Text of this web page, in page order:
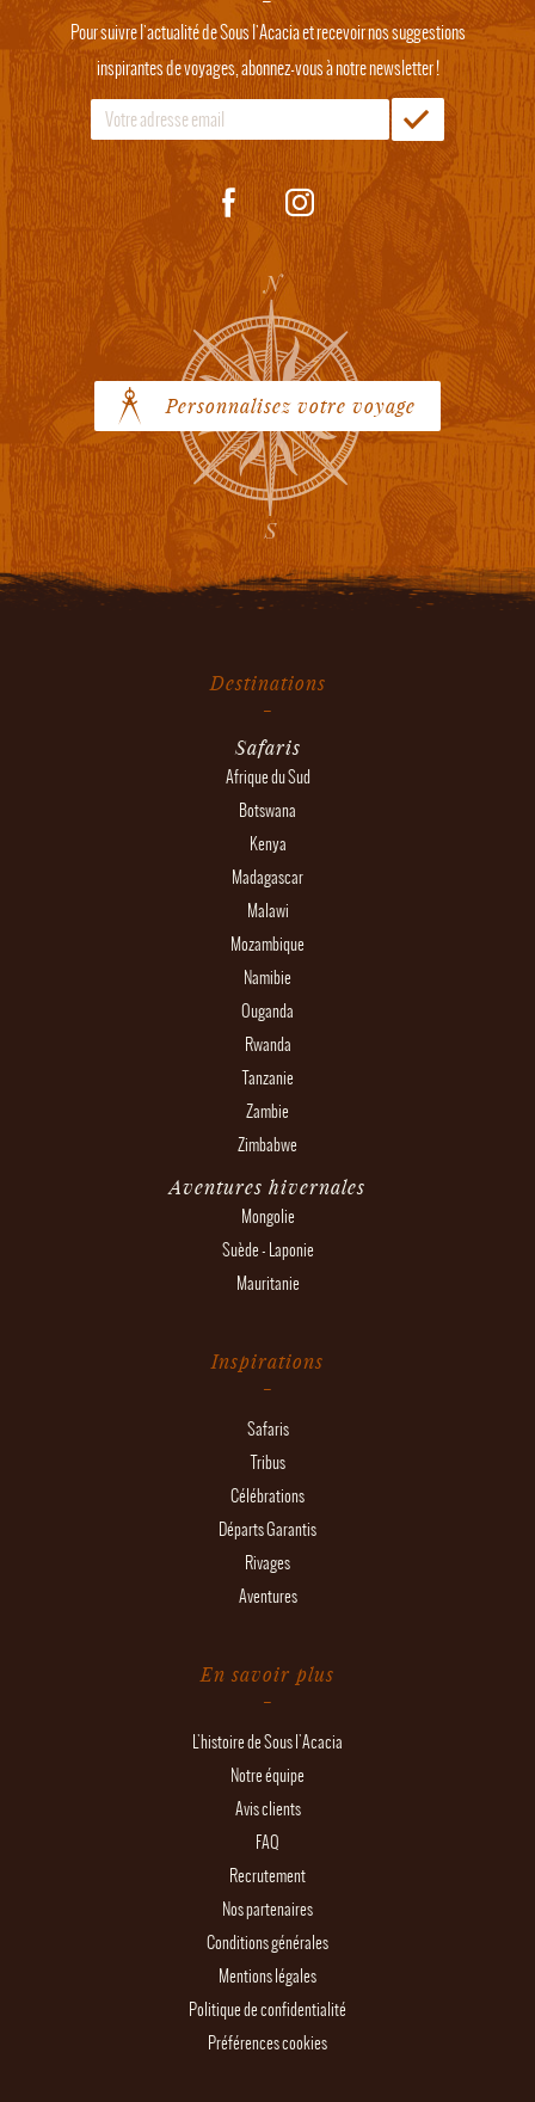
Pour suivre l'actualité de Sous l'Acacia et recevoir nos suggestions
inspirantes de voyages, abonnez-vous à notre newsletter !
Personnalisez votre voyage
Destinations
Safaris
Afrique du Sud
Botswana
Kenya
Madagascar
Malawi
Mozambique
Namibie
Ouganda
Rwanda
Tanzanie
Zambie
Zimbabwe
Aventures hivernales
Mongolie
Suède - Laponie
Mauritanie
Inspirations
Safaris
Tribus
Célébrations
Départs Garantis
Rivages
Aventures
En savoir plus
L'histoire de Sous l'Acacia
Notre équipe
Avis clients
FAQ
Recrutement
Nos partenaires
Conditions générales
Mentions légales
Politique de confidentialité
Préférences cookies